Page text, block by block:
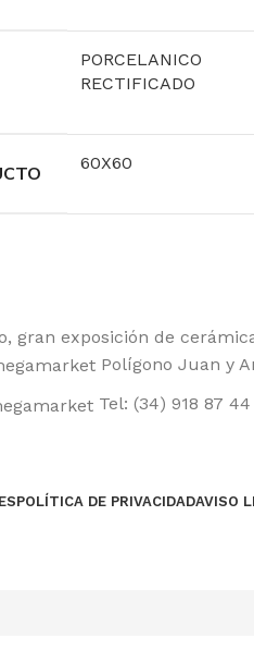
PORCELANICO
RECTIFICADO
60X60
gran exposición de
Polígono Juan y
Tel: (34) 918 87
POLÍTICA DE PRIVACIDADAVISO